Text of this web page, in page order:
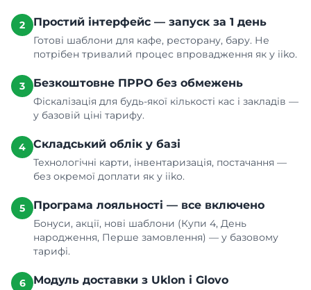
2 Простий інтерфейс — запуск за 1 день
Готові шаблони для кафе, ресторану, бару. Не
потрібен тривалий процес впровадження як у iiko.
3 Безкоштовне ПРРО без обмежень
Фіскалізація для будь-якої кількості кас і закладів —
у базовій ціні тарифу.
4 Складський облік у базі
Технологічні карти, інвентаризація, постачання —
без окремої доплати як у iiko.
5 Програма лояльності — все включено
Бонуси, акції, нові шаблони (Купи 4, День
народження, Перше замовлення) — у базовому
тарифі.
6 Модуль доставки з Uklon і Glovo